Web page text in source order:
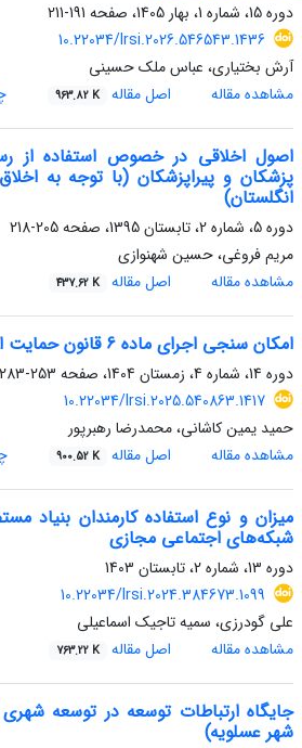
دوره 15، شماره 1، بهار 1405، صفحه
191-211
10.22034/lrsi.2026.546543.1436
آرش بختیاری، عباس ملک حسینی
مشاهده مقاله
اصل مقاله 963.82 K
اصول اخلاقی در خصوص استفاده از
پزشکان و پیراپزشکان (با توجه به
انگلستان)
دوره 5، شماره 2، تابستان 1395، صفحه
205-218
مریم فروغی، حسین شهنوازی
مشاهده مقاله
اصل مقاله 437.62 K
امکان سنجی اجرای ماده 6 قانون حمایت از کودکان در رسانه ملی
دوره 14، شماره 4، زمستان 1404، صفحه
253-283
10.22034/lrsi.2025.540863.1417
حمید یمین کاشانی، محمدرضا رهبرپور
مشاهده مقاله
اصل مقاله 900.52 K
میزان و نوع استفاده کارمندان بنیاد
شبکه‌های اجتماعی مجازی
دوره 13، شماره 2، تابستان 1403
10.22034/lrsi.2024.384673.1099
علی گودرزی، سمیه تاجیک اسماعیلی
مشاهده مقاله
اصل مقاله 763.22 K
جایگاه ارتباطات توسعه در توسعه
شهر عسلویه)